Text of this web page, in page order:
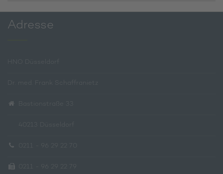
Adresse
Dr. med. Frank Schaffranietz
Bastionstraße 33
40213 Düsseldorf
0211 - 96 29 22 70
0211 - 96 29 22 79